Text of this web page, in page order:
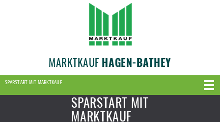
MARKTKAUF HAGEN-BATHEY
SPARSTART MIT MARKTKAUF
SPARSTART MIT
MARKTKAUF